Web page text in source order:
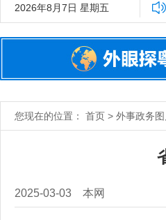
2026年8月7日 星期五中共广东省委外
您现在的位置： 首页 > 外事政务
2025-03-03 本网